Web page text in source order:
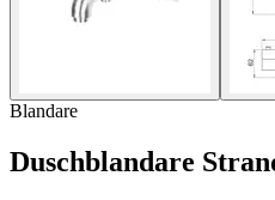
Blandare
Duschblandare